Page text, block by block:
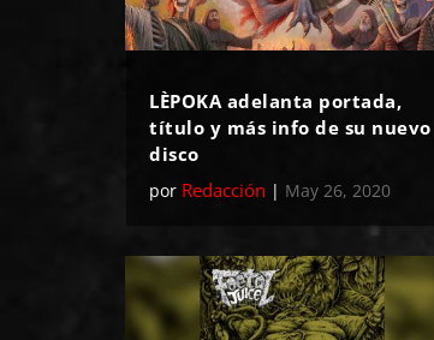
LÈPOKA adelanta portada,
título y más info de su nuevo
disco
por Redacción | May 26, 2020